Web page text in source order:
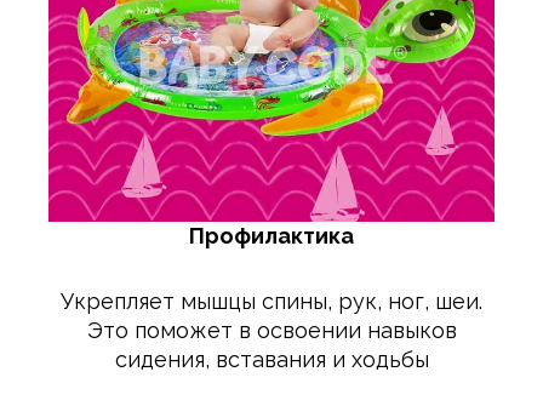
Профилактика
Укрепляет мышцы спины, рук, ног, шеи.
Это поможет в освоении навыков
сидения, вставания и ходьбы